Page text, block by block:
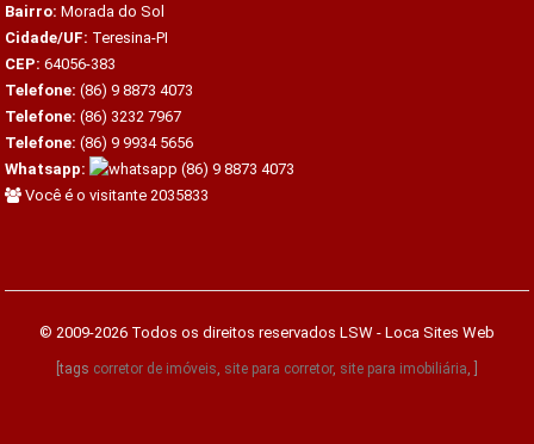
Bairro: Morada do Sol
Cidade/UF: Teresina-PI
CEP: 64056-383
Telefone: (86) 9 8873 4073
Telefone: (86) 3232 7967
Telefone: (86) 9 9934 5656
Whatsapp:
(86) 9 8873 4073
Você é o visitante 2035833
© 2009-2026 Todos os direitos reservados LSW - Loca Sites Web
[tags corretor de imóveis, site para corretor, site para imobiliária, ]